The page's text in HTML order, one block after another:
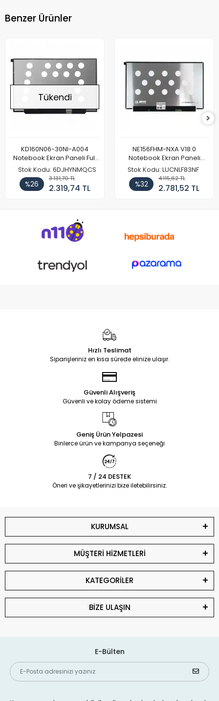
Benzer Ürünler
Tükendi
KD160N06-30NI-A004
Notebook Ekran Paneli Full
HD
Stok Kodu: 6DJHYNMQCS
%26
3.131,70 TL
2.319,74 TL
NE156FHM-NXA V18.0
Notebook Ekran Paneli
144Hz
Stok Kodu: LUCNLF83NF
%32
4.115,62 TL
2.781,52 TL
Hızlı Teslimat
Siparişleriniz en kısa sürede elinize ulaşır.
Güvenli Alışveriş
Güvenli ve kolay ödeme sistemi
Geniş Ürün Yelpazesi
Binlerce ürün ve kampanya seçeneği
7 / 24 DESTEK
Öneri ve şikayetlerinizi bize iletebilirsiniz.
KURUMSAL
MÜŞTERİ HİZMETLERİ
KATEGORİLER
BİZE ULAŞIN
E-Bülten